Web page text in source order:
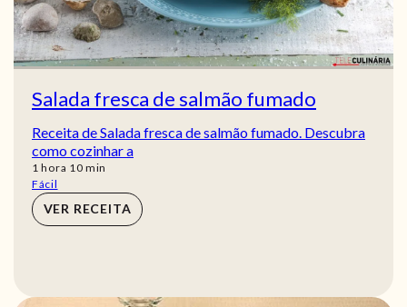
Salada fresca de salmão fumado
Receita de Salada fresca de salmão fumado. Descubra
como cozinhar a
1 hora
hora 10min
min
Fácil
VER RECEITA